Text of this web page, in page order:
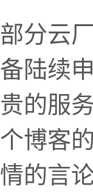
部分云
备陆续
贵的服
个博客
情的言